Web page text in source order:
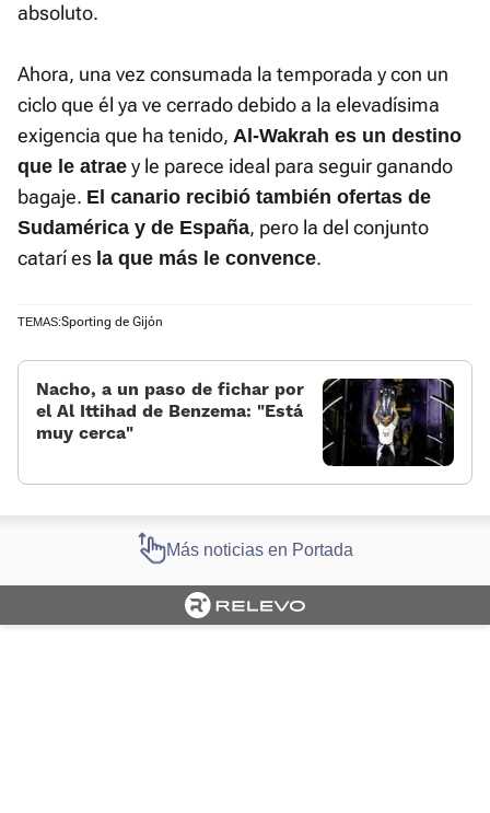
absoluto.
Ahora, una vez consumada la temporada y con un
ciclo que él ya ve cerrado debido a la elevadísima
exigencia que ha tenido, Al-Wakrah es un destino
que le atrae y le parece ideal para seguir ganando
bagaje. El canario recibió también ofertas de
Sudamérica y de España, pero la del conjunto
catarí es la que más le convence.
TEMAS:Sporting de Gijón
Nacho, a un paso de fichar por
el Al Ittihad de Benzema: «Está
muy cerca»
Más noticias en Portada